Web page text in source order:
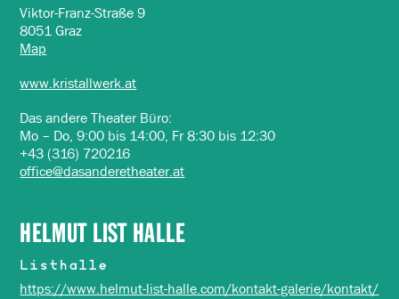
Viktor-Franz-Straße 9
8051 Graz
Map
www.kristallwerk.at
Das andere Theater Büro:
Mo – Do, 9:00 bis 14:00, Fr 8:30 bis 12:30
+43 (316) 720216
office@dasanderetheater.at
HELMUT LIST HALLE
Listhalle
https://www.helmut-list-halle.com/kontakt-galerie/kontakt/